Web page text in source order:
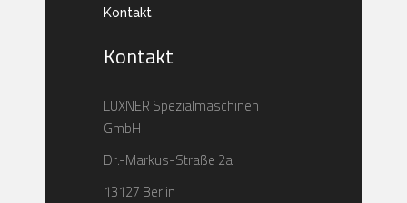
Kontakt
Kontakt
LUXNER Spezialmaschinen
GmbH
Dr.-Markus-Straße 2a
13127 Berlin